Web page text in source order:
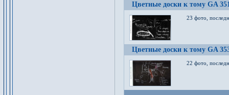
Цветные доски к тому GA
23 фото,
Цветные доски к тому GA
22 фото,